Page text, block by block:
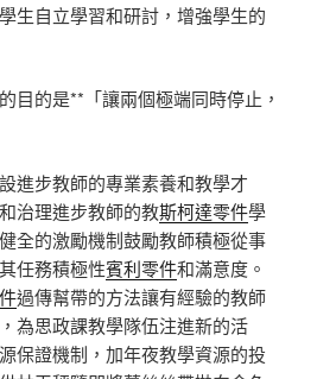
生自立學習和研討，增強學生的
目的是**「讓兩個極端同時停止，
進步教師的專業素養和教學才
治理進步教師的教斯柯達零件學
全的激勵機制鼓勵教師積極從事
任務積極性賓利零件和滿意度。
過傳幫帶的方法讓有經驗的教師
為思政課教學隊伍注進新的活
保證機制，加年夜教學資源的投